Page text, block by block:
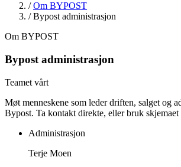
/ Om BYPOST
/ Bypost administrasjon
Om BYPOST
Bypost administrasjon
Teamet vårt
Møt menneskene som leder driften, salget og
Bypost. Ta kontakt direkte, eller bruk skjemaet
Administrasjon
Terje Moen